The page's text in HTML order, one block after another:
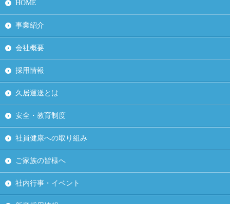
HOME
事業紹介
会社概要
採用情報
久居運送とは
安全・教育制度
社員健康への取り組み
ご家族の皆様へ
社内行事・イベント